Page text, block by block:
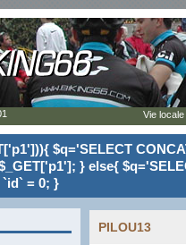
$q='SELECT
} else{
= 0; }
PILOU13
Vie